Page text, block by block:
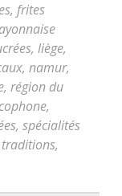
, frites
, liège,
, namur,
, région du
,
, spécialités
traditions,